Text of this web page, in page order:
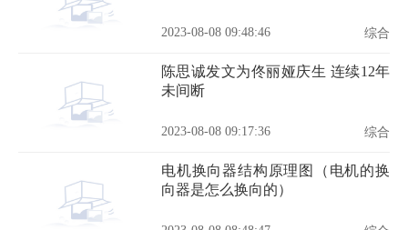
2023-08-08 09:48:46 综合
陈思诚发文为佟丽娅庆生 连续12年
未间断
2023-08-08 09:17:36 综合
电机换向器结构原理图（电机的换
向器是怎么换向的）